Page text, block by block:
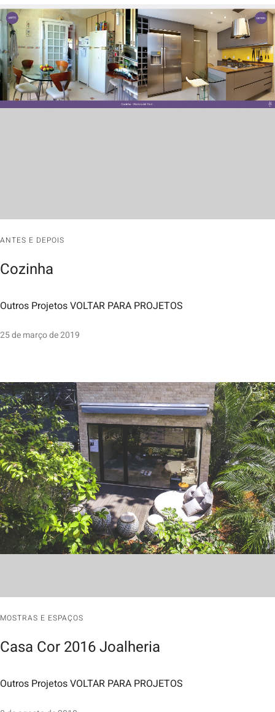
ANTES E DEPOIS
Cozinha
Outros Projetos VOLTAR PARA PROJETOS
25 de março de 2019
MOSTRAS E ESPAÇOS
Casa Cor 2016 Joalheria
Outros Projetos VOLTAR PARA PROJETOS